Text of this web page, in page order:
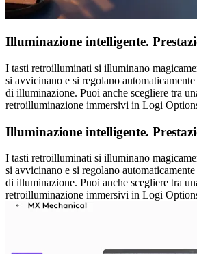
Illuminazione intelligente.
I tasti retroilluminati si illuminano
si avvicinano e si regolano
di illuminazione. Puoi anche scegliere tra
retroilluminazione immersivi in Logi
Illuminazione intelligente.
I tasti retroilluminati si illuminano
si avvicinano e si regolano
di illuminazione. Puoi anche scegliere tra
retroilluminazione immersivi in Logi